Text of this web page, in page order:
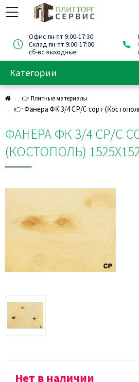
Офис пн-пт 9:00-17:30
Склад пн-пт 9:00-17:00
сб-вс выходные
Категории
👉 Плитные материалы
👉 Фанера ФК 3/4 СР/С сорт
ФАНЕРА ФК 3/4 СР/С
(КОСТОПОЛЬ)
Нет в наличии